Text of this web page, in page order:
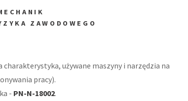
ZAWODOWEGO
używane maszyny i narzędzia na
pracy).
- PN-N-18002.